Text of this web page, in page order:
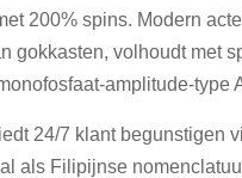
200% spins. Modern
gokkasten, volhoudt met
amplitude-type
24/7 klant begunstigen
als Filipijnse